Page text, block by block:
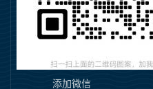
添加微信